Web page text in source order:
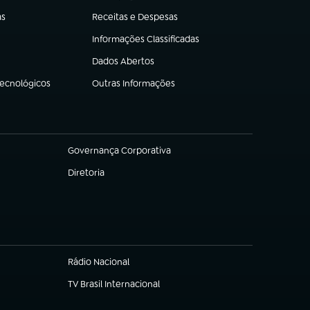
Receitas e Despesas
(abre em nova aba)
Informações Classificadas
(abre em nova aba)
Dados Abertos
(abre em nova aba)
Outras Informações
(abre em nova aba)
Governança Corporativa
(abre em nova aba)
Diretoria
(abre em nova aba)
Rádio Nacional
(abre em nova aba)
TV Brasil Internacional
(abre em nova aba)